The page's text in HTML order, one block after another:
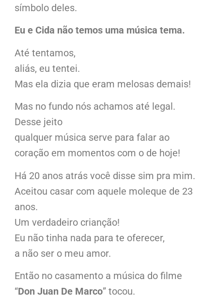
símbolo deles.
Eu e Cida não temos uma música tema.
Até tentamos,
aliás, eu tentei.
Mas ela dizia que eram melosas demais!
Mas no fundo nós achamos até legal.
Desse jeito
qualquer música serve para falar ao
coração em momentos com o de hoje!
Há 20 anos atrás você disse sim pra mim.
Aceitou casar com aquele moleque de 23
anos.
Um verdadeiro crianção!
Eu não tinha nada para te oferecer,
a não ser o meu amor.
Então no casamento a música do filme
“Don Juan De Marco” tocou.